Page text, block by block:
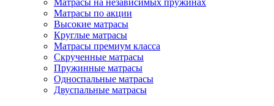
Матрасы на независимых пружинах
Матрасы по акции
Высокие матрасы
Круглые матрасы
Матрасы премиум класса
Скрученные матрасы
Пружинные матрасы
Односпальные матрасы
Двуспальные матрасы